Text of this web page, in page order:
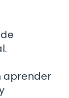
aprender